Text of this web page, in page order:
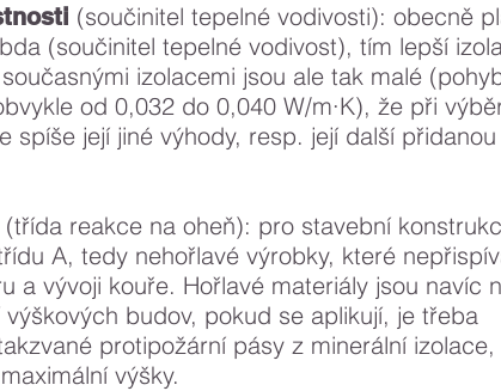
(součinitel tepelné vodivosti): obecně
(součinitel tepelné vodivost), tím lepší
izolacemi jsou ale tak malé
od 0,032 do 0,040 W/m·K), že při
spíše její jiné výhody, resp. její další přidanou
(třída reakce na oheň): pro stavební
A, tedy nehořlavé výrobky, které
a vývoji kouře. Hořlavé materiály jsou navíc
budov, pokud se aplikují, je třeba
protipožární pásy z minerální
výšky.